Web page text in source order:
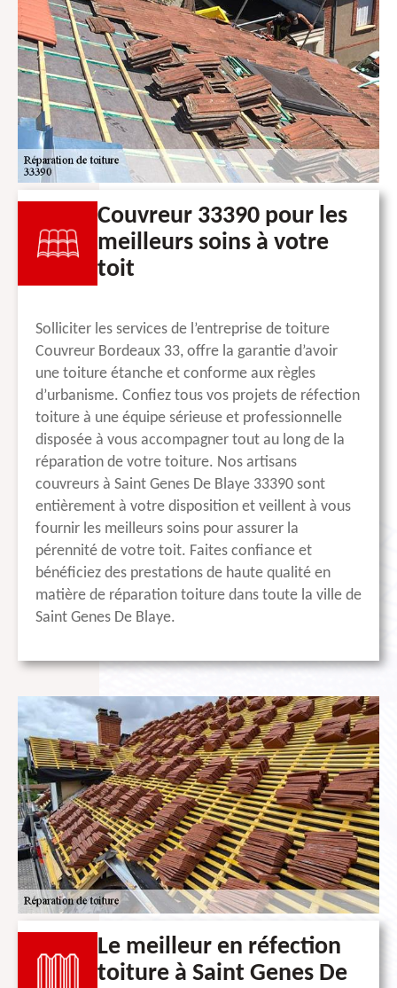
Couvreur 33390 pour les
meilleurs soins à votre
toit
Solliciter les services de l’entreprise de toiture
Couvreur Bordeaux 33, offre la garantie d’avoir
une toiture étanche et conforme aux règles
d’urbanisme. Confiez tous vos projets de réfection
toiture à une équipe sérieuse et professionnelle
disposée à vous accompagner tout au long de la
réparation de votre toiture. Nos artisans
couvreurs à Saint Genes De Blaye 33390 sont
entièrement à votre disposition et veillent à vous
fournir les meilleurs soins pour assurer la
pérennité de votre toit. Faites confiance et
bénéficiez des prestations de haute qualité en
matière de réparation toiture dans toute la ville de
Saint Genes De Blaye.
Le meilleur en réfection
toiture à Saint Genes De